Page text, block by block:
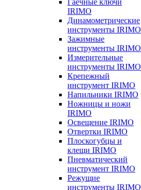
Гаечные ключи
IRIMO
Динамометрические
инструменты IRIMO
Зажимные
инструменты IRIMO
Измерительные
инструменты IRIMO
Крепежный
инструмент IRIMO
Напильники IRIMO
Ножницы и ножи
IRIMO
Освещение IRIMO
Отвертки IRIMO
Плоскогубцы и
клещи IRIMO
Пневматический
инструмент IRIMO
Режущие
инструменты IRIMO